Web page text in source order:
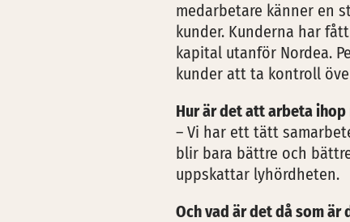
medarbetare känner en
kunder. Kunderna har
kapital utanför Nordea.
kunder att ta kontroll
Hur är det att arbeta ihop
– Vi har ett tätt
blir bara bättre och
uppskattar lyhördheten.
Och vad är det då som